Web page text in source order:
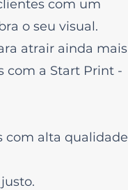
com um
o seu visual.
atrair ainda mais
com a Start Print -
com alta qualidade